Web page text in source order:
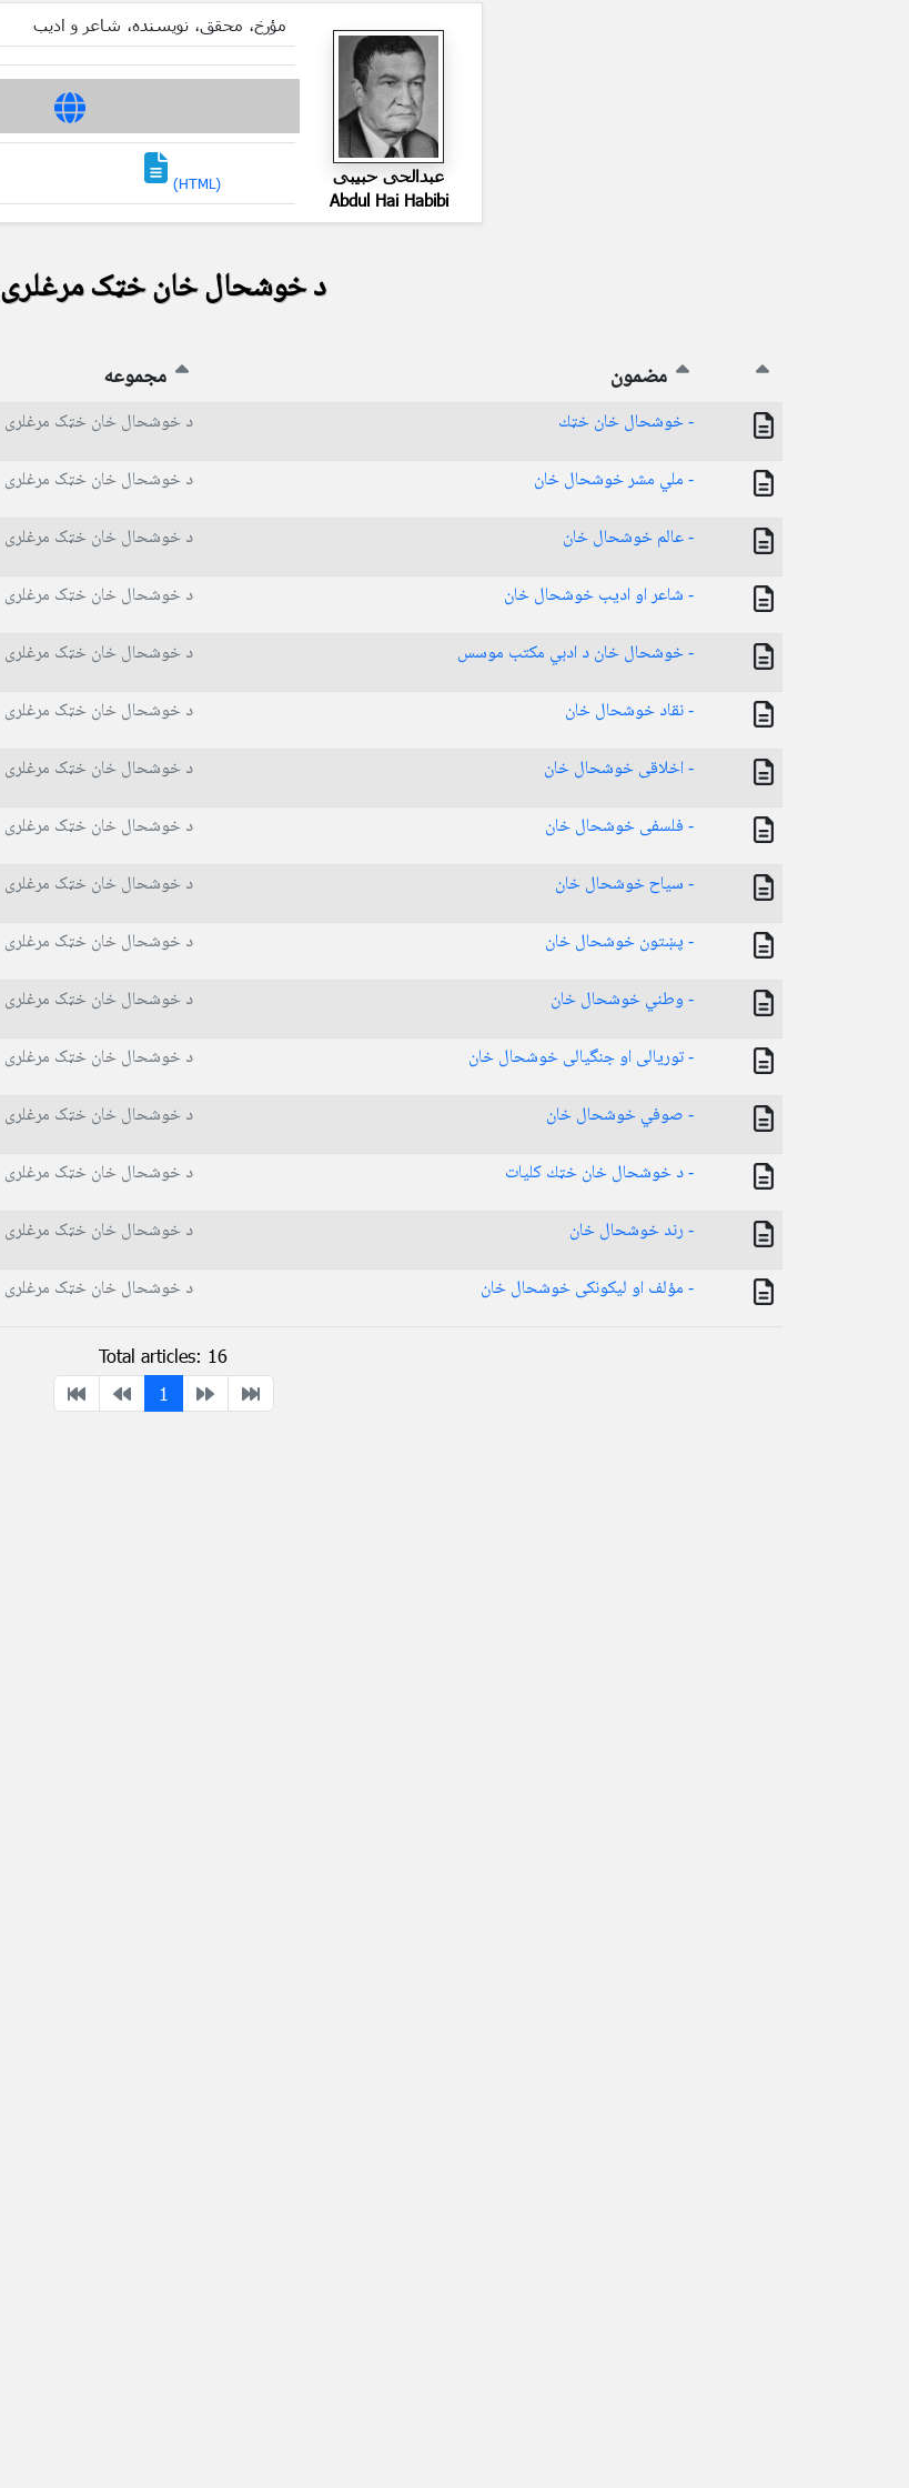
مؤرخ، محقق، نویسنده، شاعر و ادیب
(HTML)
عبدالحی حبیبی
Abdul Hai Habibi
د خوشحال خان خټک مرغلری
مضمون مجموعه
- خوشحال خان خټك د خوشحال خان خټک مرغلری
- ملي مشر خوشحال خان
د خوشحال خان خټک مرغلری
- عالم خوشحال خان
د خوشحال خان خټک مرغلری
- شاعر او اديب خوشحال خان
د خوشحال خان خټک مرغلری
- خوشحال خان د ادبي مكتب موسس
د خوشحال خان خټک مرغلری
- نقاد خوشحال خان
د خوشحال خان خټک مرغلری
- اخلاقی خوشحال خان
د خوشحال خان خټک مرغلری
- فلسفی خوشحال خان
د خوشحال خان خټک مرغلری
- سياح خوشحال خان
د خوشحال خان خټک مرغلری
- پښتون خوشحال خان
د خوشحال خان خټک مرغلری
- وطني خوشحال خان
د خوشحال خان خټک مرغلری
- توریالی او جنگیالی خوشحال خان
د خوشحال خان خټک مرغلری
- صوفي خوشحال خان
د خوشحال خان خټک مرغلری
- د خوشحال خان خټك كليات
د خوشحال خان خټک مرغلری
- رند خوشحال خان
د خوشحال خان خټک مرغلری
- مؤلف او ليکونکی خوشحال خان
د خوشحال خان خټک مرغلری
Total articles: 16
1